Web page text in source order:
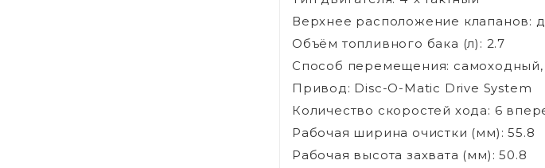
Верхнее расположение клапанов:
Объём топливного бака (л): 2.7
Способ перемещения: самоходный,
Привод: Disc-O-Matic Drive System
Количество скоростей хода: 6
Рабочая ширина очистки (мм): 55.8
Рабочая высота захвата (мм): 50.8